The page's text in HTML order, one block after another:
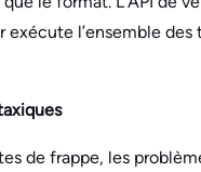
exécute l’ensemble
de frappe, les